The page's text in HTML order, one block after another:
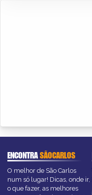
ENCONTRASÃOCARLOS
O melhor de São Carlos
num só lugar! Dicas, onde ir,
o que fazer, as melhores